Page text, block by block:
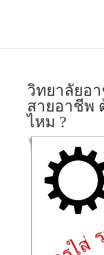
วิทยาลัยอ
สายอาชีพ
ไหม ?